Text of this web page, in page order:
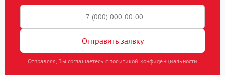
Отправить заявку
Отправляя, Вы соглашаетесь с политикой конфиденциальности